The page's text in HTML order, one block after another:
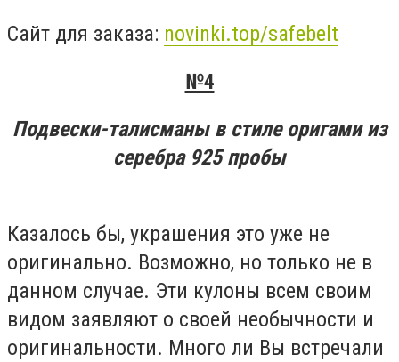
Сайт для заказа: novinki.top/safebelt
№4
Подвески-талисманы в стиле оригами из
серебра 925 пробы
Казалось бы, украшения это уже не
оригинально. Возможно, но только не в
данном случае. Эти кулоны всем своим
видом заявляют о своей необычности и
оригинальности. Много ли Вы встречали